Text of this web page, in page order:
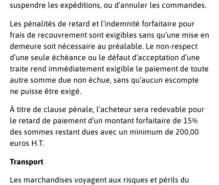
suspendre les expéditions, ou d’annuler les commandes.
Les pénalités de retard et l’indemnité forfaitaire pour
frais de recouvrement sont exigibles sans qu’une mise en
demeure soit nécessaire au préalable. Le non-respect
d’une seule échéance ou le défaut d’acceptation d’une
traite rend immédiatement exigible le paiement de toute
autre somme due non échue, sans qu’aucun escompte
ne puisse être exigé.
À titre de clause pénale, l’acheteur sera redevable pour
le retard de paiement d’un montant forfaitaire de 15%
des sommes restant dues avec un minimum de 200,00
euros H.T.
Transport
Les marchandises voyagent aux risques et périls du